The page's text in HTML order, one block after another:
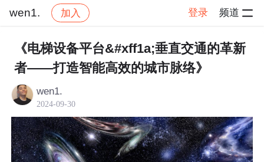
wen1. 加入 登录 频道
社区 wen1. 交流讨论 帖子详情
《电梯设备平台&#xff1a;垂直交通的革新
者——打造智能高效的城市脉络》
wen1.
2024-09-30